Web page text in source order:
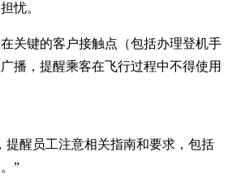
忧。
关键的客户接触点（包括办理登机手
播，提醒乘客在飞行过程中不得使用
提醒员工注意相关指南和要求，包括
”